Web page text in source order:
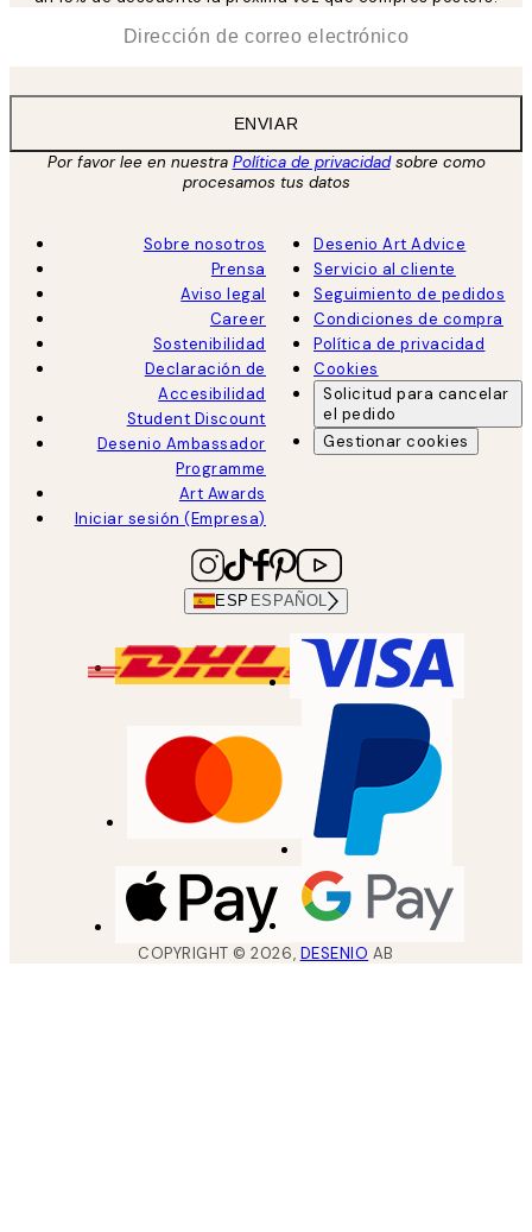
ENVIAR
Por favor lee en nuestra Política de privacidadsobre como
procesamos tus datos
Sobre nosotros
Prensa
Aviso legal
Career
Sostenibilidad
Declaración de
Accesibilidad
Student Discount
Desenio Ambassador
Programme
Art Awards
Iniciar sesión (Empresa)
Desenio Art Advice
Servicio al cliente
Seguimiento de pedidos
Condiciones de compra
Política de privacidad
Cookies
Solicitud para cancelar
el pedido
Gestionar cookies
ESP ESPAÑOL
COPYRIGHT ©2026, DESENIO AB